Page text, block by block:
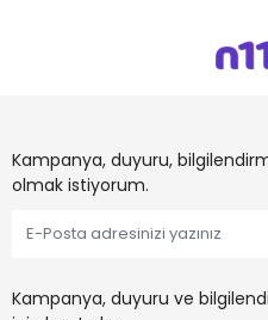
Kampanya, duyuru,
olmak istiyorum.
Kampanya, duyuru ve